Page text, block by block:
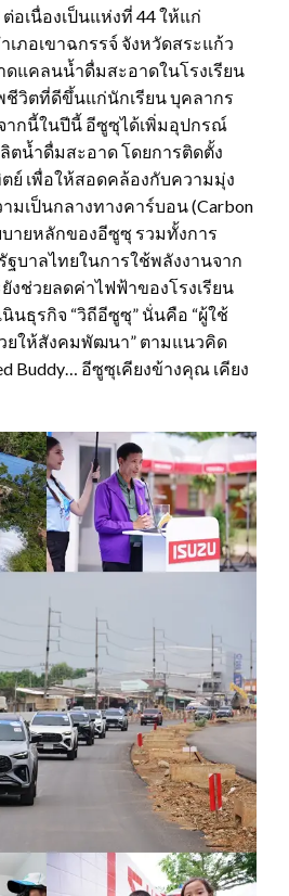
อเนื่องเป็นแห่งที่ 44 ให้แก่
เภอเขาฉกรรจ์ จังหวัดสระแก้ว
แคลนน้ำดื่มสะอาดในโรงเรียน
วิตที่ดีขึ้นแก่นักเรียน บุคลากร
กนี้ในปีนี้ อีซูซุได้เพิ่มอุปกรณ์
ตน้ำดื่มสะอาด โดยการติดตั้ง
ย์ เพื่อให้สอดคล้องกับความมุ่ง
มเป็นกลางทางคาร์บอน (Carbon
บายหลักของอีซูซุ รวมทั้งการ
บาลไทยในการใช้พลังงานจาก
ช่วยลดค่าไฟฟ้าของโรงเรียน
นธุรกิจ “วิถีอีซูซุ” นั่นคือ “ผู้ใช้
ยให้สังคมพัฒนา” ตามแนวคิด
Buddy… อีซูซุเคียงข้างคุณ เคียง